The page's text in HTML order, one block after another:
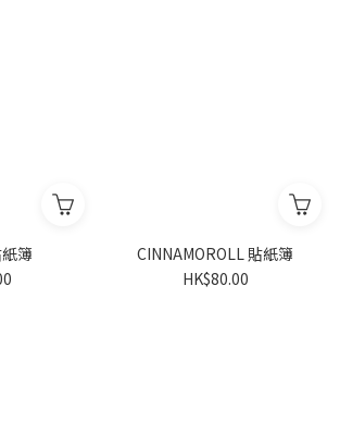
貼紙簿
CINNAMOROLL 貼紙簿
HK$80.00